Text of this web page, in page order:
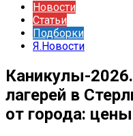
Новости
Статьи
Подборки
Я.Новости
Каникулы-
лагерей в
от города: